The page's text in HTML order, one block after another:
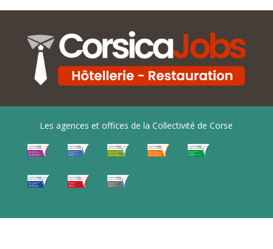
Les agences et offices de la Collectivité de Corse